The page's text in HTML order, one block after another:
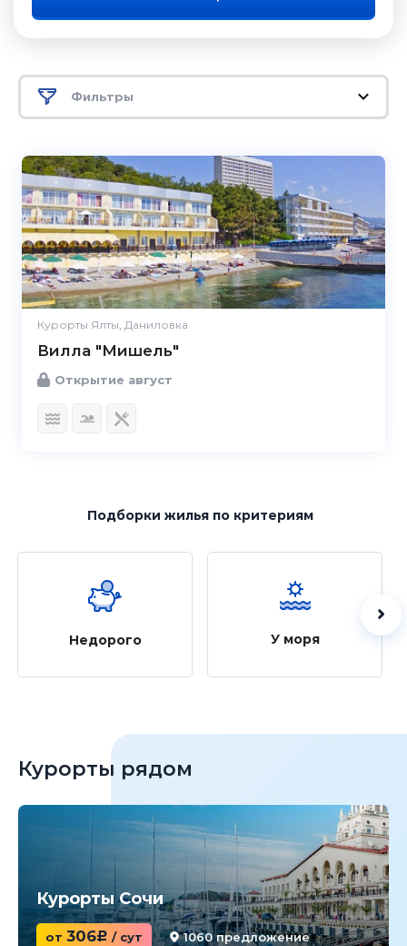
Фильтры
Курорты Ялты, Даниловка
Вилла "Мишель"
Открытие август
Подборки жильяпо критериям
Недорого У моря
Курорты рядом
Курорты Сочи
от 306c / сут 1060 предложение